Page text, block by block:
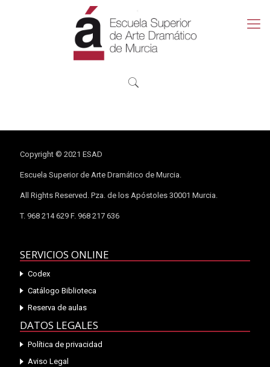
Copyright © 2021 ESAD
Escuela Superior de Arte Dramático de Murcia.
All Rights Reserved. Pza. de los Apóstoles 30001 Murcia.
T. 968 214 629 F. 968 217 636
SERVICIOS ONLINE
Codex
Catálogo Biblioteca
Reserva de aulas
DATOS LEGALES
Política de privacidad
Aviso Legal